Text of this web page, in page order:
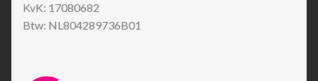
KvK: 17080682
Btw: NL804289736B01